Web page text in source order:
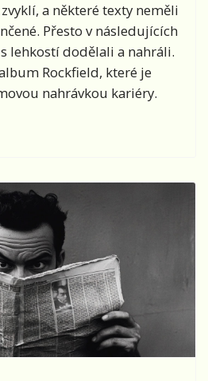
a některé texty neměli
Přesto v následujících
lehkostí dodělali a nahráli.
Rockfield, které je
nahrávkou kariéry.